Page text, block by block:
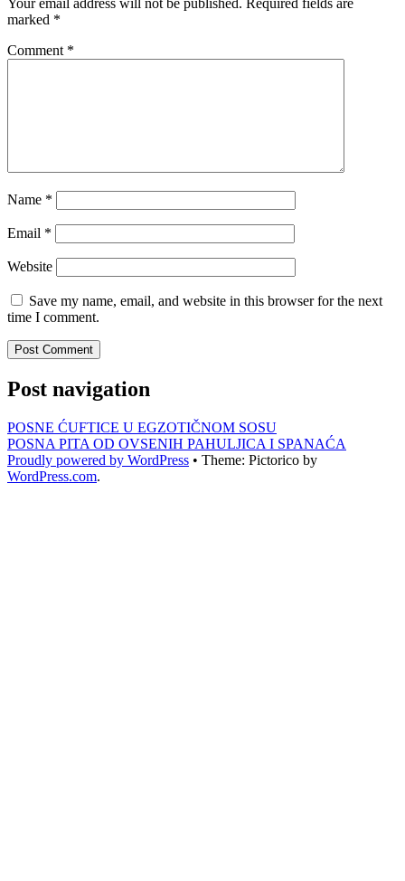
Your email address will not be published. Required fields are
marked *
Comment *
Name *
Email *
Website
Save my name, email, and website in this browser for the next
time I comment.
Post navigation
POSNE ĆUFTICE U EGZOTIČNOM SOSU
POSNA PITA OD OVSENIH PAHULJICA I SPANAĆA
Proudly powered by WordPress • Theme: Pictorico by
WordPress.com.